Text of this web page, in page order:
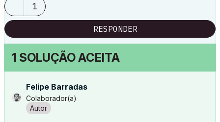
1
RESPONDER
1 SOLUÇÃO ACEITA
Felipe Barradas
Colaborador(a)